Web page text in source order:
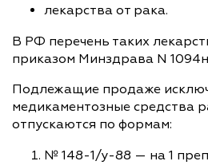
лекарства от рака.
В РФ перечень таких
приказом Минздрава N 1094н
Подлежащие продаже
медикаментозные средства
отпускаются по формам:
№ 148-1/у-88 — на 1